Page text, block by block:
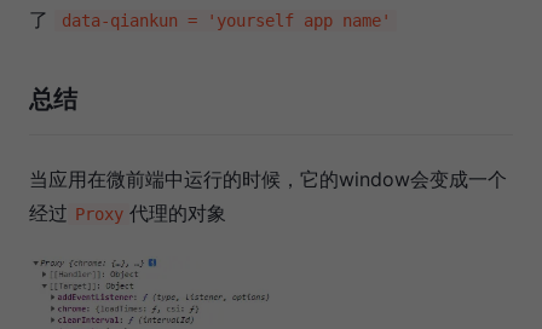
了
data-qiankun = 'yourself app name'
总结
当应用在微前端中运行的时候，它的window会变成一个
经过 Proxy 代理的对象